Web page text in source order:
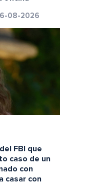
08-2026
FBI que
caso de un
con
casar con